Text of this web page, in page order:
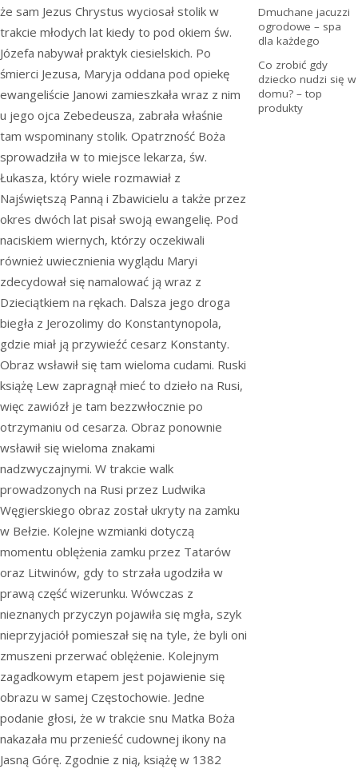
że sam Jezus Chrystus wyciosał stolik w
trakcie młodych lat kiedy to pod okiem św.
Józefa nabywał praktyk ciesielskich. Po
śmierci Jezusa, Maryja oddana pod opiekę
ewangeliście Janowi zamieszkała wraz z nim
u jego ojca Zebedeusza, zabrała właśnie
tam wspominany stolik. Opatrzność Boża
sprowadziła w to miejsce lekarza, św.
Łukasza, który wiele rozmawiał z
Najświętszą Panną i Zbawicielu a także przez
okres dwóch lat pisał swoją ewangelię. Pod
naciskiem wiernych, którzy oczekiwali
również uwiecznienia wyglądu Maryi
zdecydował się namalować ją wraz z
Dzieciątkiem na rękach. Dalsza jego droga
biegła z Jerozolimy do Konstantynopola,
gdzie miał ją przywieźć cesarz Konstanty.
Obraz wsławił się tam wieloma cudami. Ruski
książę Lew zapragnął mieć to dzieło na Rusi,
więc zawiózł je tam bezzwłocznie po
otrzymaniu od cesarza. Obraz ponownie
wsławił się wieloma znakami
nadzwyczajnymi. W trakcie walk
prowadzonych na Rusi przez Ludwika
Węgierskiego obraz został ukryty na zamku
w Bełzie. Kolejne wzmianki dotyczą
momentu oblężenia zamku przez Tatarów
oraz Litwinów, gdy to strzała ugodziła w
prawą część wizerunku. Wówczas z
nieznanych przyczyn pojawiła się mgła, szyk
nieprzyjaciół pomieszał się na tyle, że byli oni
zmuszeni przerwać oblężenie. Kolejnym
zagadkowym etapem jest pojawienie się
obrazu w samej Częstochowie. Jedne
podanie głosi, że w trakcie snu Matka Boża
nakazała mu przenieść cudownej ikony na
Jasną Górę. Zgodnie z nią, książę w 1382
Dmuchane jacuzzi
ogrodowe – spa
dla każdego
Co zrobić gdy
dziecko nudzi się w
domu? – top
produkty